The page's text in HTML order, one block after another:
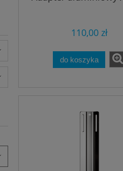
110,00 zł
do koszyka